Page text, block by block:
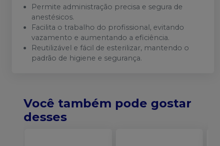
Permite administração precisa e segura de
anestésicos.
Facilita o trabalho do profissional, evitando
vazamento e aumentando a eficiência.
Reutilizável e fácil de esterilizar, mantendo o
padrão de higiene e segurança.
Você também pode gostar
desses